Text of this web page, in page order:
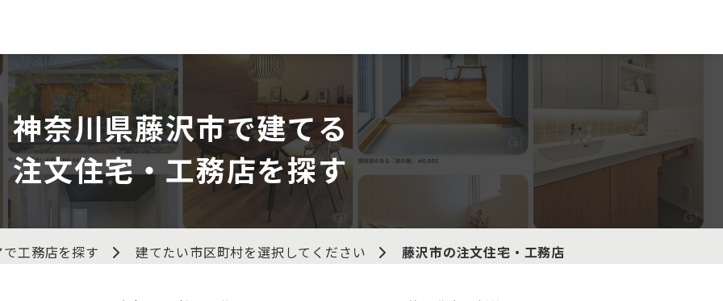
神奈川県藤沢市で建てる
注文住宅・工務店を探す
工務店を探す 建てたい市区町村を選択してください 藤沢市の注文住宅・工務店